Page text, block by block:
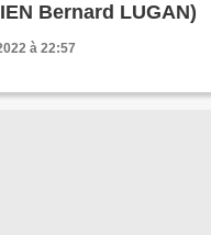
Bernard LUGAN)
à 22:57